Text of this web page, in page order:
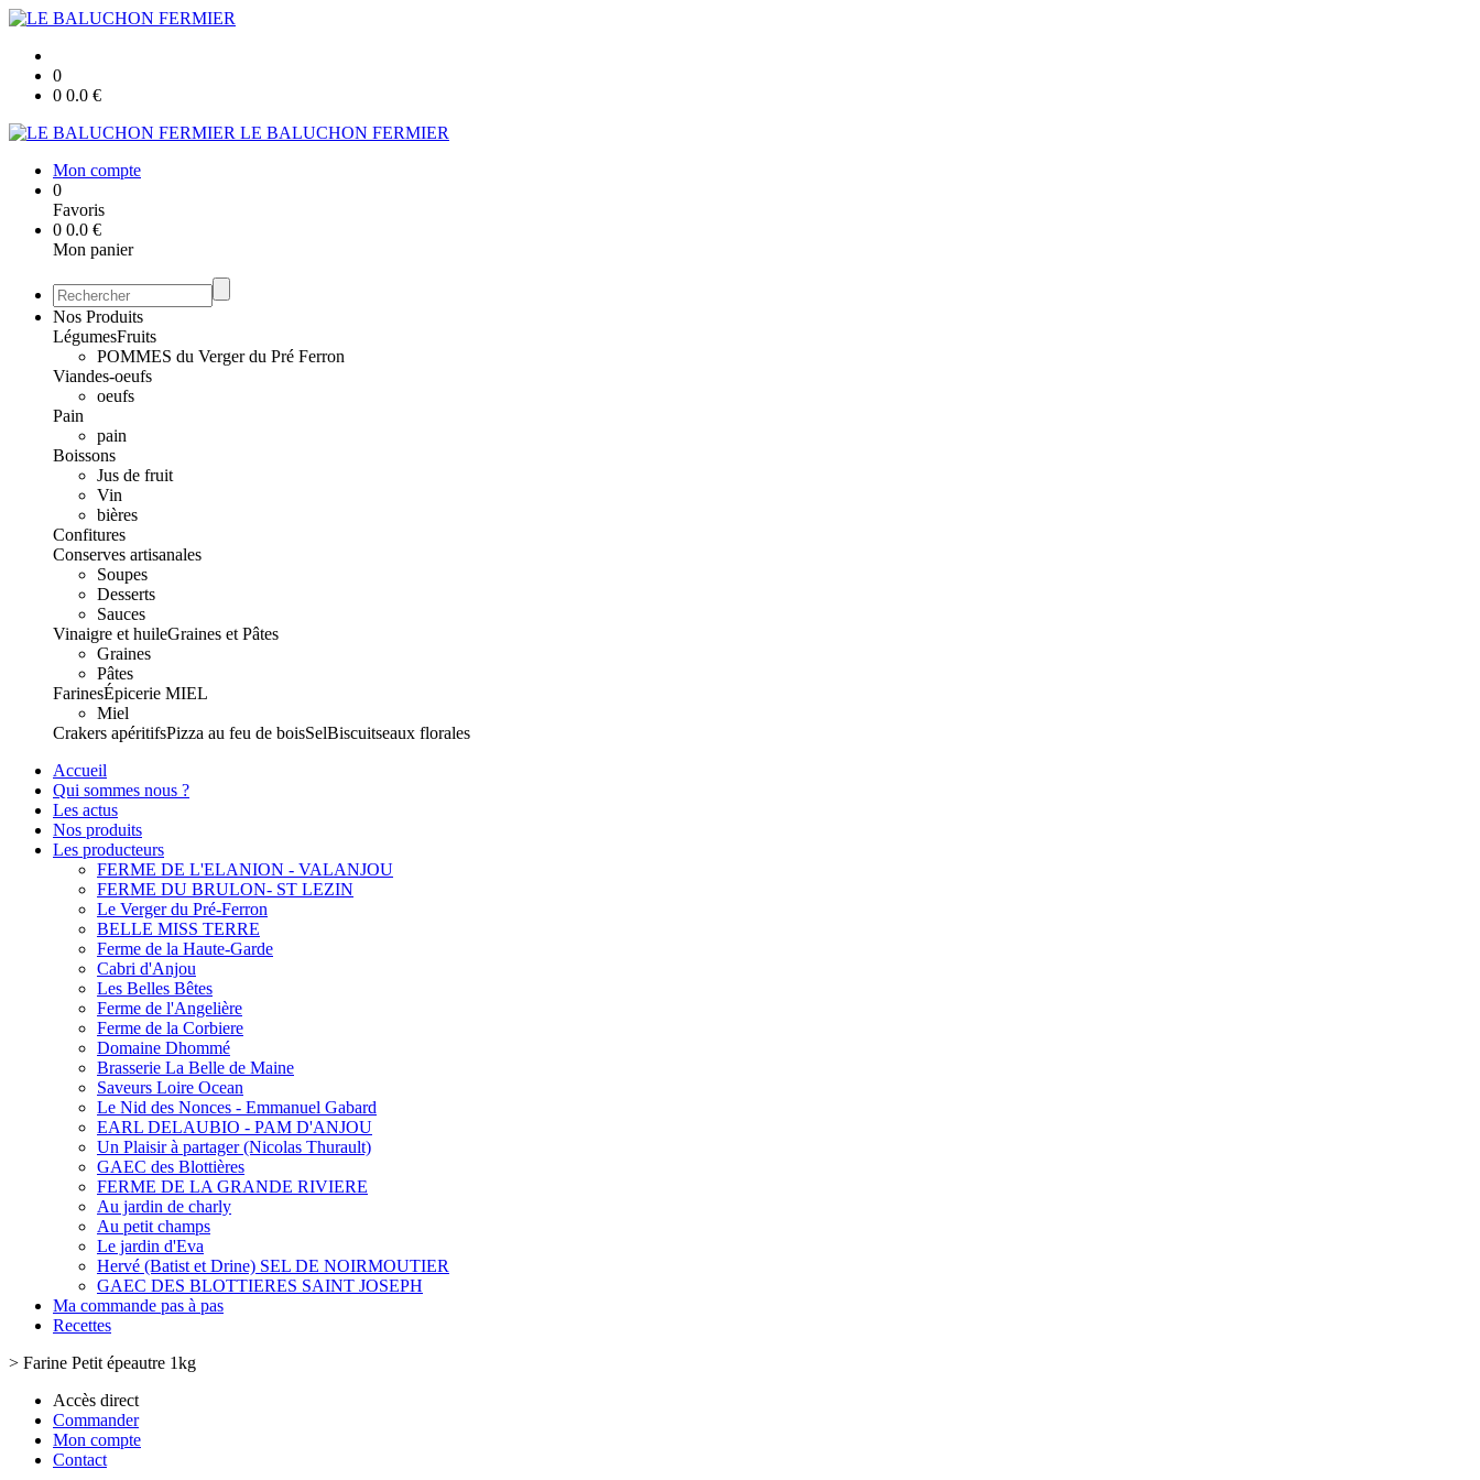
0
0 0.0 €
LE BALUCHON FERMIER
Mon compte
0
Favoris
0 0.0 €
Mon panier
Nos Produits
LégumesFruits
POMMES du Verger du Pré Ferron
Viandes-oeufs
oeufs
Pain
pain
Boissons
Jus de fruit
Vin
bières
Confitures
Conserves artisanales
Soupes
Desserts
Sauces
Vinaigre et huileGraines et Pâtes
Graines
Pâtes
FarinesÉpicerie MIEL
Miel
Crakers apéritifsPizza au feu de boisSelBiscuitseaux florales
Accueil
Qui sommes nous ?
Les actus
Nos produits
Les producteurs
FERME DE L'ELANION - VALANJOU
FERME DU BRULON- ST LEZIN
Le Verger du Pré-Ferron
BELLE MISS TERRE
Ferme de la Haute-Garde
Cabri d'Anjou
Les Belles Bêtes
Ferme de l'Angelière
Ferme de la Corbiere
Domaine Dhommé
Brasserie La Belle de Maine
Saveurs Loire Ocean
Le Nid des Nonces - Emmanuel Gabard
EARL DELAUBIO - PAM D'ANJOU
Un Plaisir à partager (Nicolas Thurault)
GAEC des Blottières
FERME DE LA GRANDE RIVIERE
Au jardin de charly
Au petit champs
Le jardin d'Eva
Hervé (Batist et Drine) SEL DE NOIRMOUTIER
GAEC DES BLOTTIERES SAINT JOSEPH
Ma commande pas à pas
Recettes
> Farine Petit épeautre 1kg
Accès direct
Commander
Mon compte
Contact